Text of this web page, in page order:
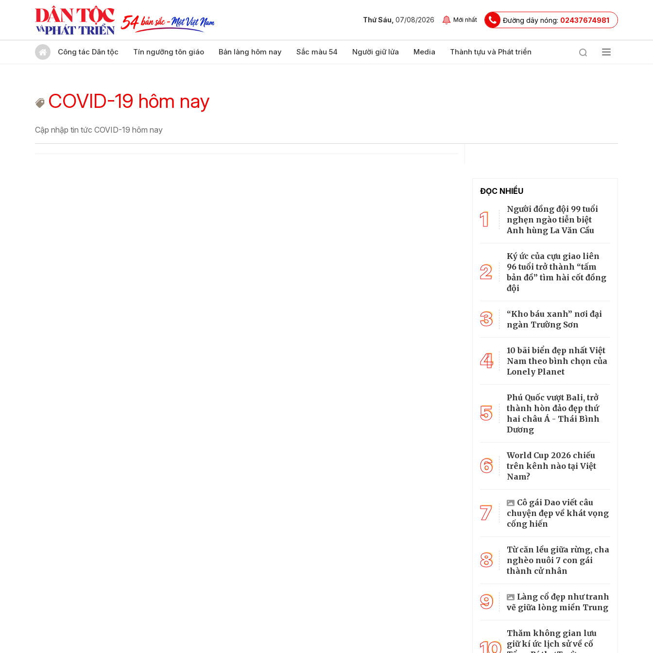
Thứ Sáu, 07/08/2026 Mới nhất Đường dây nóng: 02437674981
Công tác Dân tộc Tín ngưỡng tôn giáo Bản làng hôm nay Sắc màu 54 Người giữ lửa Media Thành tựu và Phát triển
COVID-19 hôm nay
Cập nhập tin tức COVID-19 hôm nay
ĐỌC NHIỀU
1
Người đồng đội 99 tuổi
nghẹn ngào tiễn biệt
Anh hùng La Văn Cầu
2
Ký ức của cựu giao liên
96 tuổi trở thành “tấm
bản đồ” tìm hài cốt đồng
đội
3
“Kho báu xanh” nơi đại
ngàn Trường Sơn
4
10 bãi biển đẹp nhất Việt
Nam theo bình chọn của
Lonely Planet
5
Phú Quốc vượt Bali, trở
thành hòn đảo đẹp thứ
hai châu Á - Thái Bình
Dương
6
World Cup 2026 chiếu
trên kênh nào tại Việt
Nam?
7
Cô gái Dao viết câu
chuyện đẹp về khát vọng
cống hiến
8
Từ căn lều giữa rừng, cha
nghèo nuôi 7 con gái
thành cử nhân
9
Làng cổ đẹp như tranh
vẽ giữa lòng miền Trung
Thăm không gian lưu
giữ kí ức lịch sử về cố